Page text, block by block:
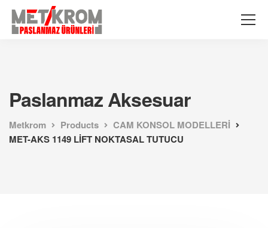
Paslanmaz Aksesuar
Metkrom Products
CAM KONSOL MODELLERİ
MET-AKS 1149 LİFT NOKTASAL TUTUCU